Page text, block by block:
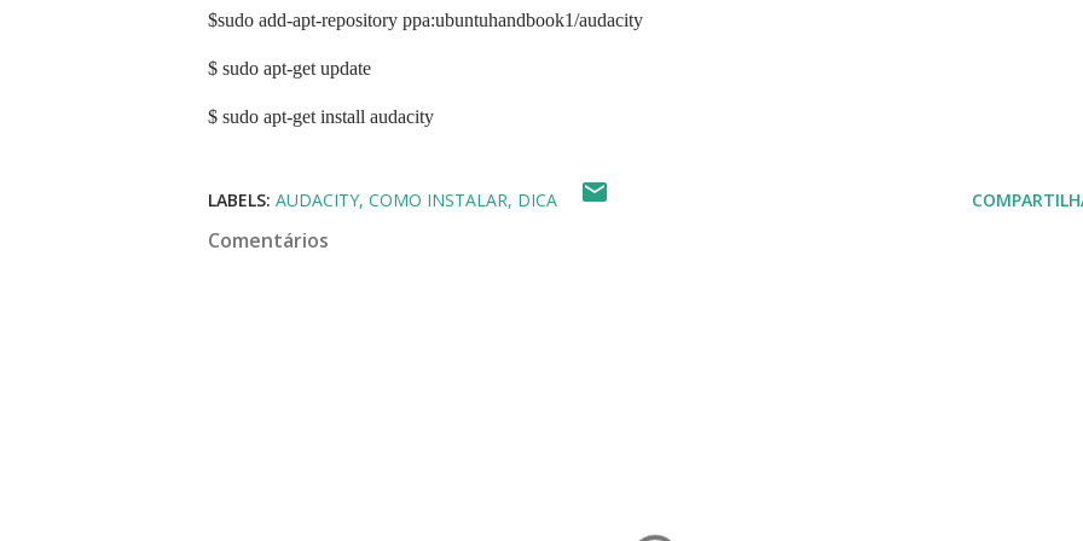
$sudo add-apt-repository ppa:ubuntuhandbook1/audacity
$ sudo apt-get update
$ sudo apt-get install audacity
LABELS: AUDACITY COMO INSTALAR DICA
Comentários